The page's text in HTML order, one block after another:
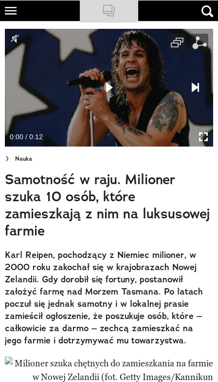
Skip
main
content
NATIONAL GEOGRAPHIC
TRAVELER
PODCASTY
Newsletter
Cuda Polski
Wielki Konkurs Fotograficzny
Trendbook Podróżniczy
Polecane
0:00 / 0:12
Nauka
Samotność w raju. Milioner
szuka 10 osób, które
zamieszkają z nim na luksusowej
farmie
Karl Reipen, pochodzący z Niemiec milioner, w
2000 roku zakochał się w krajobrazach Nowej
Zelandii. Gdy dorobił się fortuny, postanowił
założyć farmę nad Morzem Tasmana. Po latach
poczuł się jednak samotny i w lokalnej prasie
zamieścił ogłoszenie, że poszukuje osób, które –
całkowicie za darmo – zechcą zamieszkać na
jego farmie i dotrzymywać mu towarzystwa.